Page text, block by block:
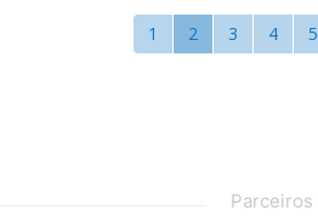
1 2 3 4 5
Parceiros